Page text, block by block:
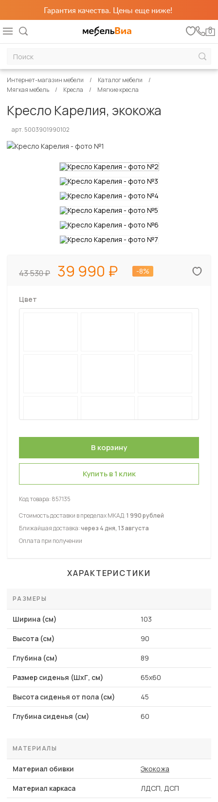
Гарантия качества. Цены еще ниже!
0
Интернет-магазин мебели
Каталог мебели
Мягкая мебель
Кресла Мягкие кресла
Кресло Карелия, экокожа
арт. 5003901990102
43 530 39 990 -8%
Цвет
Купить в 1 клик
Код товара: 857135
Стоимость доставки в пределах МКАД:1 990 рублей
Ближайшая доставка:через 4 дня, 13 августа
Оплата при получении
ХАРАКТЕРИСТИКИ
РАЗМЕРЫ
Ширина (см) 103
Высота (см) 90
Глубина (см) 89
Размер сиденья (ШхГ, см) 65х60
Высота сиденья от пола (см) 45
Глубина сиденья (см) 60
МАТЕРИАЛЫ
Материал обивки Экокожа
Материал каркаса ЛДСП, ДСП